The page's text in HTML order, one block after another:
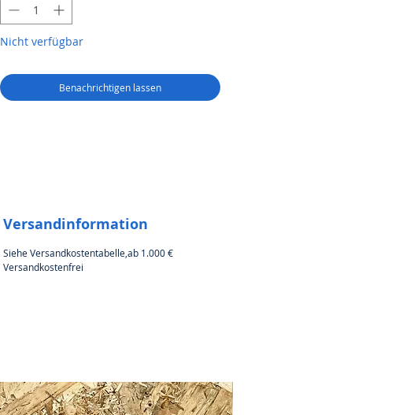
Nicht verfügbar
Benachrichtigen lassen
Versandinformation
Siehe Versandkostentabelle,ab 1.000 €
Versandkostenfrei